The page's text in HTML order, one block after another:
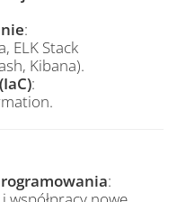
:
ELK Stack
Kibana).
:
: